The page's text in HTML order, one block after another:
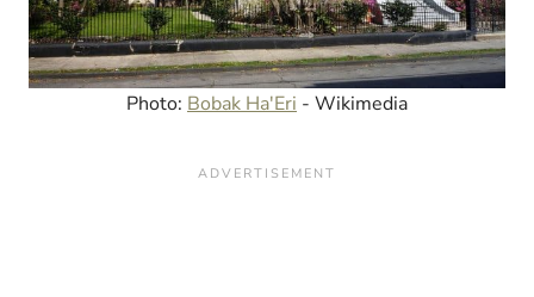
Photo: Bobak Ha'Eri - Wikimedia